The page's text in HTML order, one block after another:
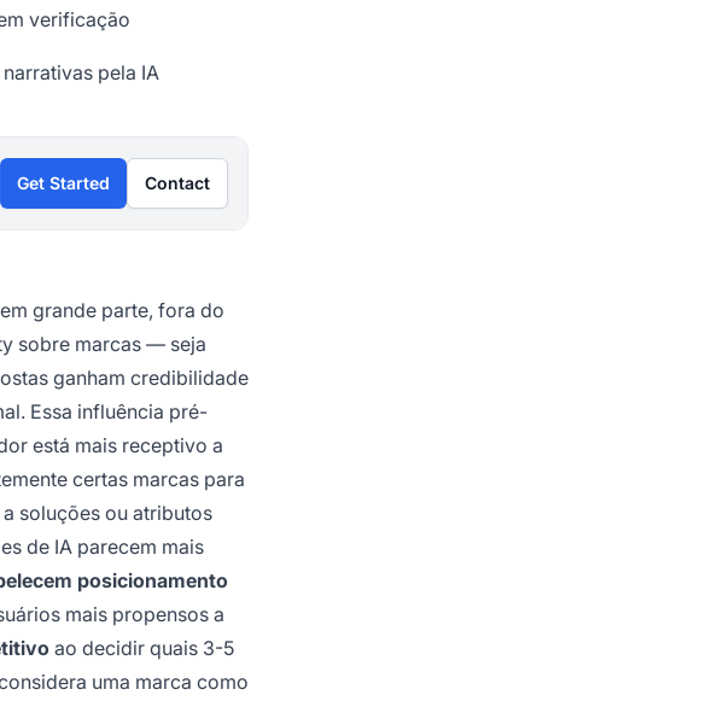
verificação
pela IA
Get Started Contact
grande parte, fora do
sobre marcas — seja
ganham credibilidade
Essa influência pré-
está mais receptivo a
certas marcas para
soluções ou atributos
de IA parecem mais
posicionamento
mais propensos a
ao decidir quais 3-5
uma marca como